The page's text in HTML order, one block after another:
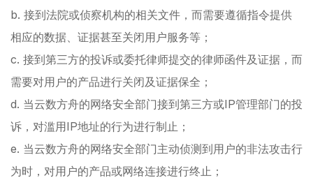
b. 接到法院或侦察机构的相关文件，而需要遵循指令提供
相应的数据、证据甚至关闭用户服务等；
c. 接到第三方的投诉或委托律师提交的律师函件及证据，而
需要对用户的产品进行关闭及证据保全；
d. 当云数方舟的网络安全部门接到第三方或IP管理部门的投
诉，对滥用IP地址的行为进行制止；
e. 当云数方舟的网络安全部门主动侦测到用户的非法攻击行
为时，对用户的产品或网络连接进行终止；